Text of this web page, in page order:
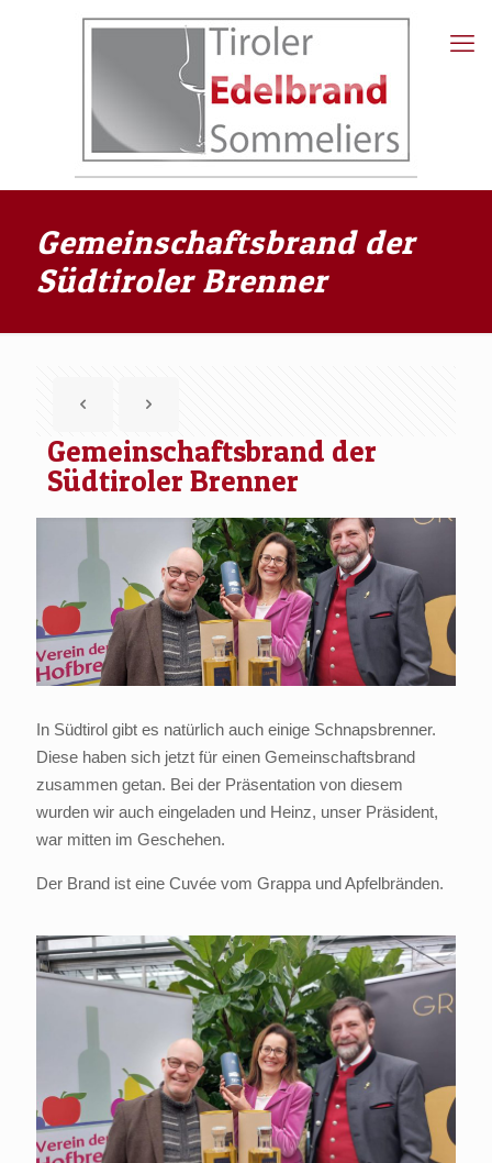
Gemeinschaftsbrand der
Südtiroler Brenner
Gemeinschaftsbrand der
Südtiroler Brenner
In Südtirol gibt es natürlich auch einige Schnapsbrenner.
Diese haben sich jetzt für einen Gemeinschaftsbrand
zusammen getan. Bei der Präsentation von diesem
wurden wir auch eingeladen und Heinz, unser Präsident,
war mitten im Geschehen.
Der Brand ist eine Cuvée vom Grappa und Apfelbränden.